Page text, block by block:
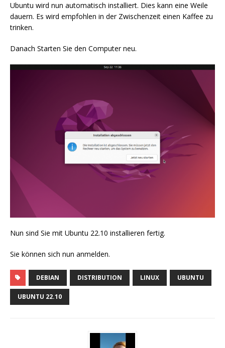
Ubuntu wird nun automatisch installiert. Dies kann eine Weile
dauern. Es wird empfohlen in der Zwischenzeit einen Kaffee zu
trinken.
Danach Starten Sie den Computer neu.
Nun sind Sie mit Ubuntu 22.10 installieren fertig.
Sie können sich nun anmelden.
DEBIAN DISTRIBUTION LINUX UBUNTU
UBUNTU 22.10